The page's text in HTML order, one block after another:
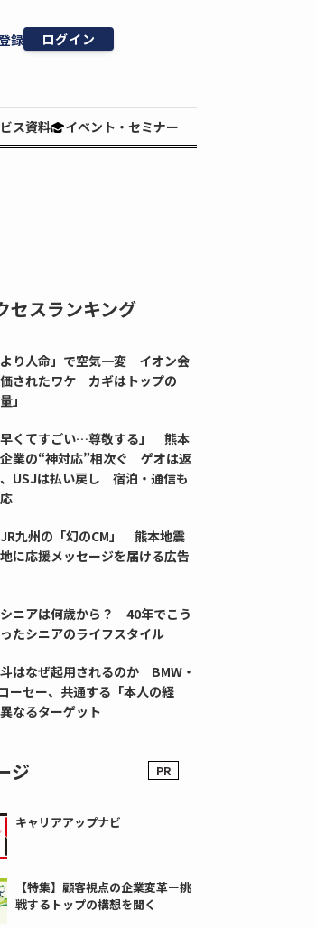
録 ログイン
ス資料 イベント・セミナー
セスランキング
より人命」で空気一変 イオン会
されたワケ カギはトップの
」
早くてすごい…尊敬する」 熊本
業の“神対応”相次ぐ ゲオは返
USJは払い戻し 宿泊・通信も
九州の「幻のCM」 熊本地震
に応援メッセージを届ける広告
ニアは何歳から？ 40年でこう
たシニアのライフスタイル
はなぜ起用されるのか BMW・
ーセー、共通する「本人の経
なるターゲット
ジ
キャリアアップナビ
【特集】顧客視点の企業変革ー挑
戦するトップの構想を聞く